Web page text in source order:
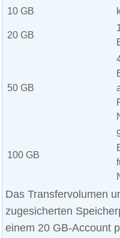
10 GB
20 GB
50 GB
100 GB
Das Transfervolumen
zugesicherten
einem 20 GB-Account